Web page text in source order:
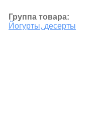
Группа товара:
Йогурты, десерты